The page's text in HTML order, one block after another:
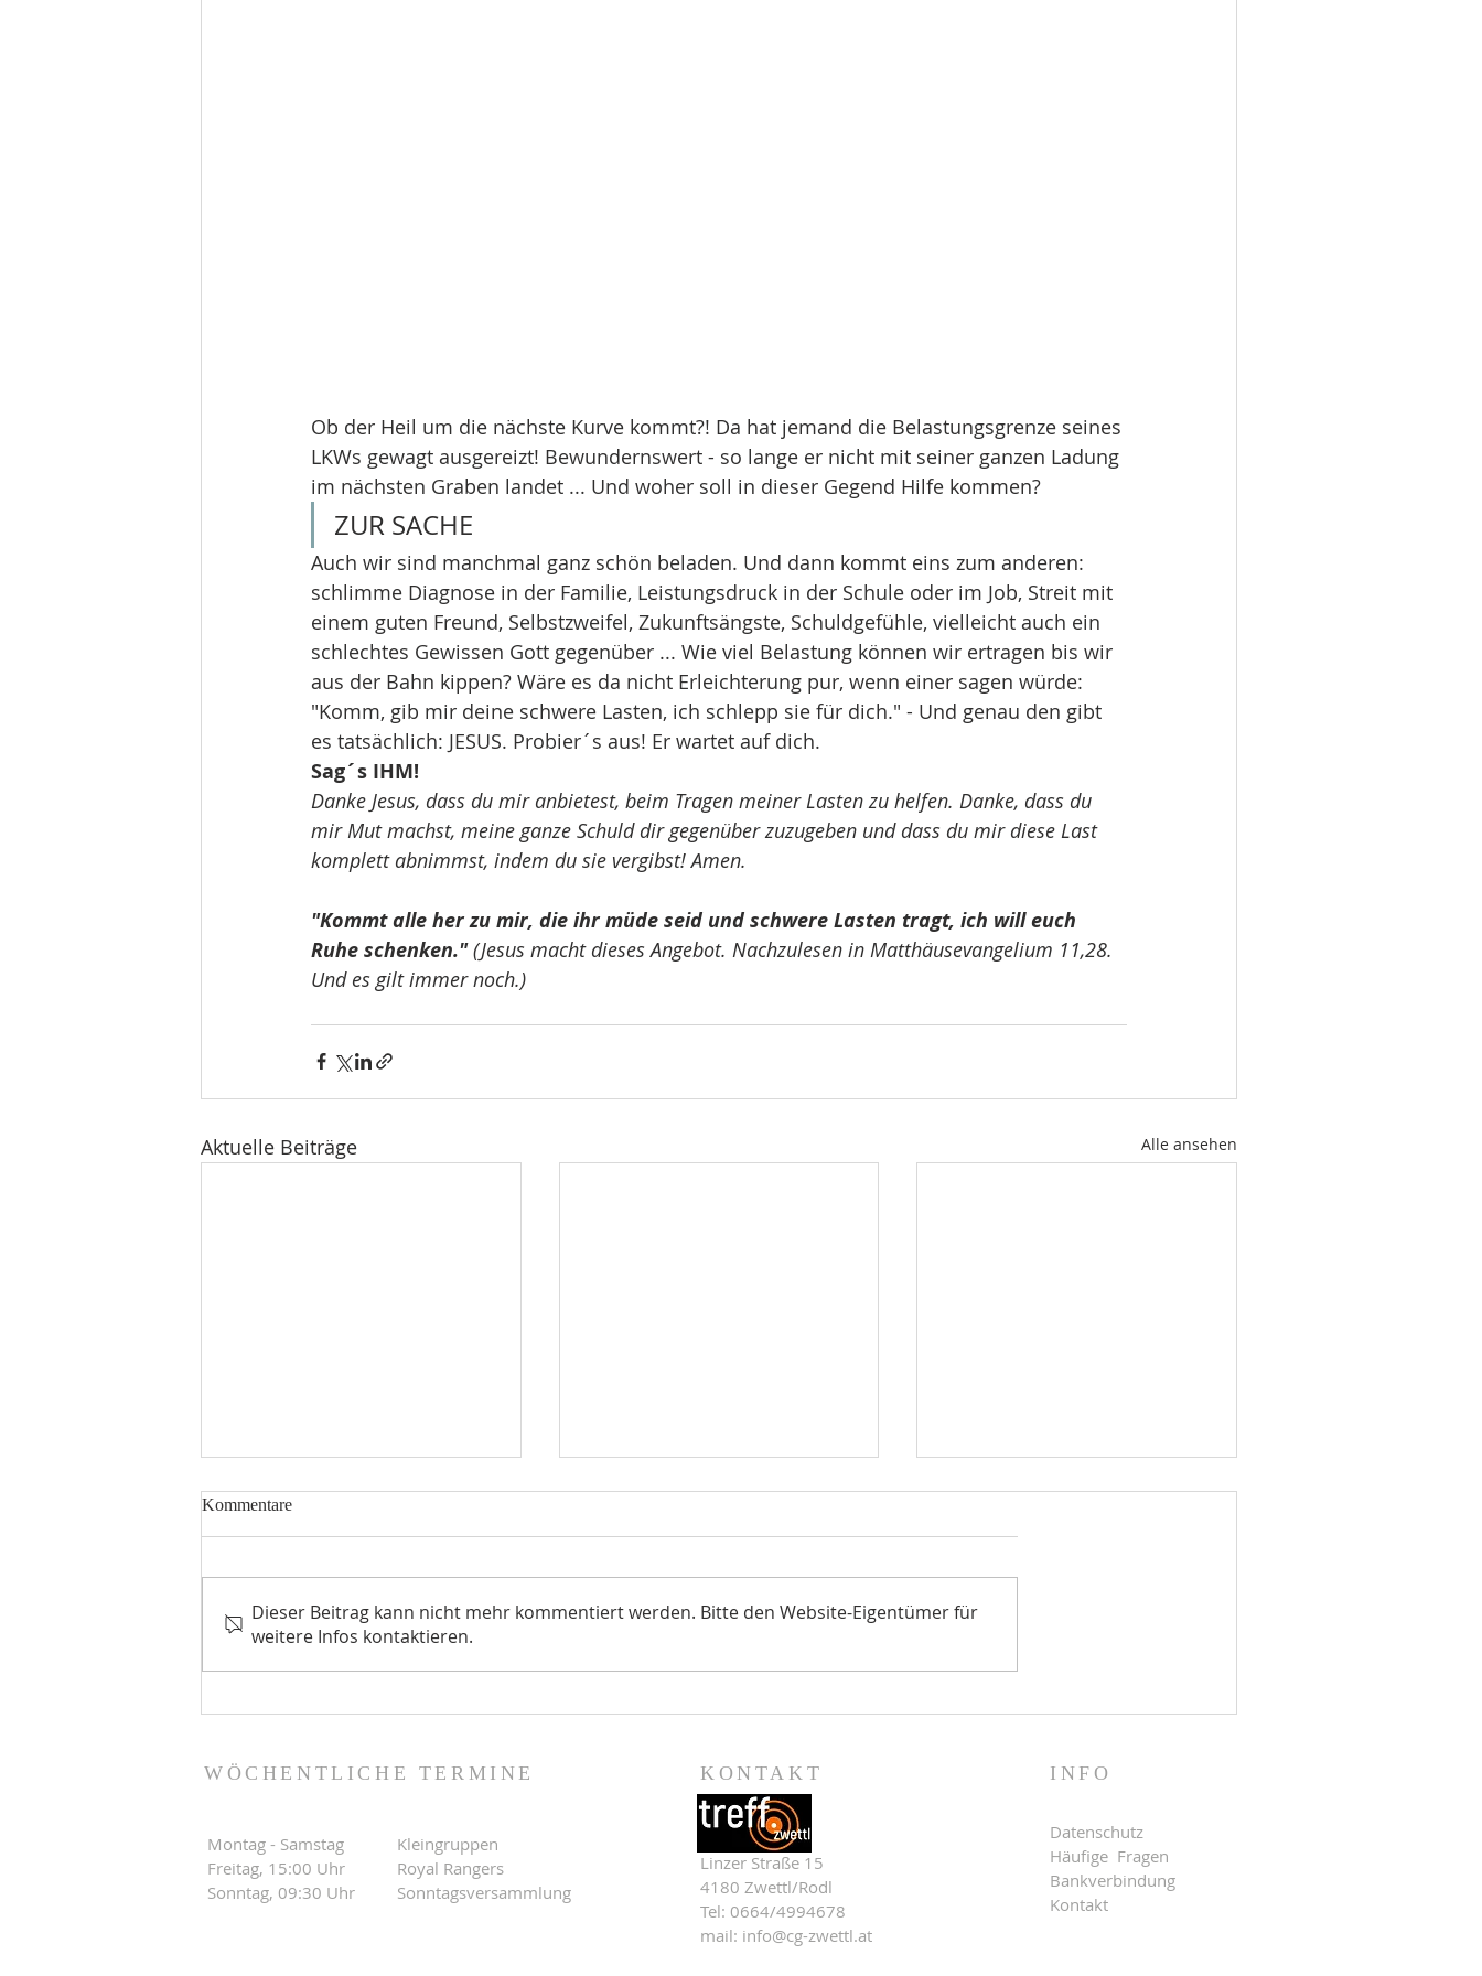
Ob der Heil um die nächste Kurve kommt?! Da hat jemand die Belastungsgrenze seines
LKWs gewagt ausgereizt! Bewundernswert - so lange er nicht mit seiner ganzen Ladung
im nächsten Graben landet ... Und woher soll in dieser Gegend Hilfe kommen?
ZUR SACHE
Auch wir sind manchmal ganz schön beladen. Und dann kommt eins zum anderen:
schlimme Diagnose in der Familie, Leistungsdruck in der Schule oder im Job, Streit mit
einem guten Freund, Selbstzweifel, Zukunftsängste, Schuldgefühle, vielleicht auch ein
schlechtes Gewissen Gott gegenüber ... Wie viel Belastung können wir ertragen bis wir
aus der Bahn kippen? Wäre es da nicht Erleichterung pur, wenn einer sagen würde:
"Komm, gib mir deine schwere Lasten, ich schlepp sie für dich." - Und genau den gibt
es tatsächlich: JESUS. Probier´s aus! Er wartet auf dich.
Sag´s IHM!
Danke Jesus, dass du mir anbietest, beim Tragen meiner Lasten zu helfen. Danke, dass du
mir Mut machst, meine ganze Schuld dir gegenüber zuzugeben und dass du mir diese Last
komplett abnimmst, indem du sie vergibst! Amen.
"Kommt alle her zu mir, die ihr müde seid und schwere Lasten tragt, ich will euch
Ruhe schenken." (Jesus macht dieses Angebot. Nachzulesen in Matthäusevangelium 11,28.
Und es gilt immer noch.)
Aktuelle Beiträge Alle ansehen
Kommentare
Dieser Beitrag kann nicht mehr kommentiert werden. Bitte den Website-Eigentümer für
weitere Infos kontaktieren.
WÖCHENTLICHE TERMINE
Montag - Samstag
Freitag, 15:00 Uhr
Sonntag, 09:30 Uhr
Kleingruppen
Royal Rangers
Sonntagsversammlung
KONTAKT
Linzer Straße 15
4180 Zwettl/Rodl
Tel: 0664/4994678
mail: info@cg-zwettl.at
INFO
Datenschutz
Häufige Fragen
Bankverbindung
Kontakt